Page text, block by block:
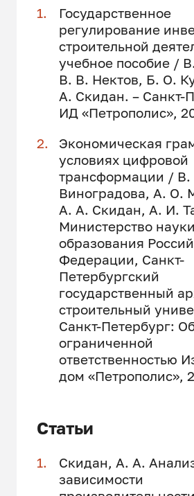
Государственное
регулирование
строительной
учебное пособие /
В. В. Нектов, Б. О.
А. Скидан. – Санкт-
ИД «Петрополис»,
Экономическая
условиях цифровой
трансформации / В.
Виноградова, А. О.
А. А. Скидан, А. И.
Министерство
образования
Федерации, Санкт-
Петербургский
государственный
строительный
Санкт-Петербург:
ограниченной
ответственностью
дом «Петрополис»,
Статьи
Скидан, А. А.
зависимости